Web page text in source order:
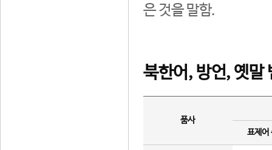
은 것을 말함.
북한어, 방언, 옛말
품사
표제어